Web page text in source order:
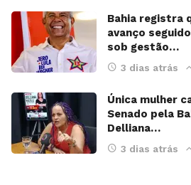
Bahia registra
avanço
sob gestão…
3 dias atrás
Única mulher
Senado pela
Delliana…
3 dias atrás